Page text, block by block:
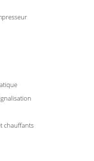
chauffants